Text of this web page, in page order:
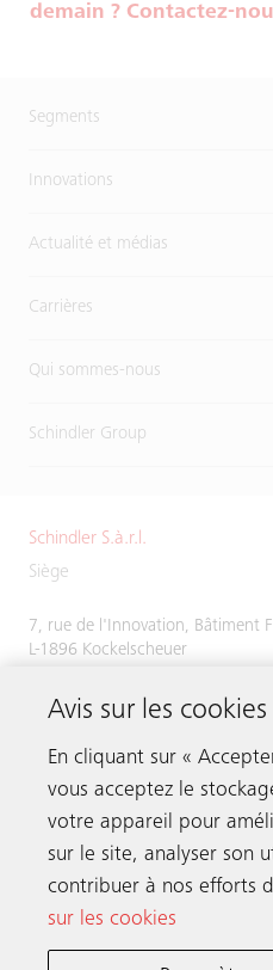
demain ? Contactez-
Segments
Innovations
Actualité et médias
Carrières
Qui sommes-nous
Schindler Group
Schindler S.à.r.l.
Siège
7, rue de l'Innovation, Bâtiment
L-1896 Kockelscheuer
Tél.+352 48 58 58 1
Fax +352 49 51 54
Prenez contact
Schindler dans le
Avis sur les cookies
En cliquant sur «
vous acceptez le
votre appareil pour
sur le site, analyser son
contribuer à nos efforts
sur les cookies